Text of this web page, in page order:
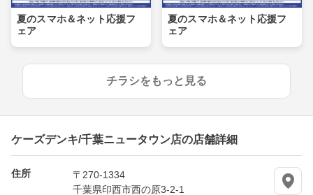
夏のスマホ＆ネット応援フ
ェア
夏のスマホ＆ネット応援フ
ェア
チラシをもっと見る
ケーズデンキ/千葉ニュータウン店の店舗詳細
住所
〒270-1334
千葉県印西市西の原3-2-1